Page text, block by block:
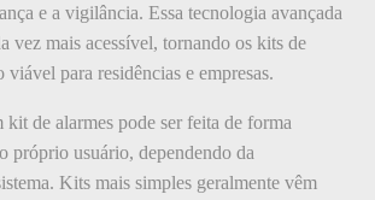
e a vigilância. Essa tecnologia avançada
vez mais acessível, tornando os kits de
viável para residências e empresas.
kit de alarmes pode ser feita de forma
próprio usuário, dependendo da
Kits mais simples geralmente vêm